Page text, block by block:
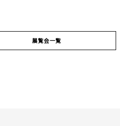
展覧会一覧